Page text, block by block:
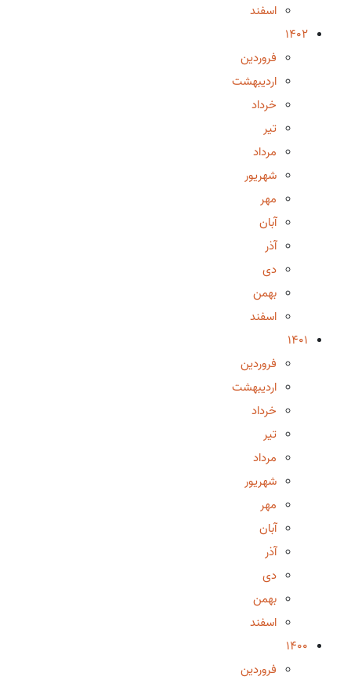
اسفند
1402
فروردین
اردیبهشت
خرداد
تیر
مرداد
شهریور
مهر
آبان
آذر
دی
بهمن
اسفند
1401
فروردین
اردیبهشت
خرداد
تیر
مرداد
شهریور
مهر
آبان
آذر
دی
بهمن
اسفند
1400
فروردین